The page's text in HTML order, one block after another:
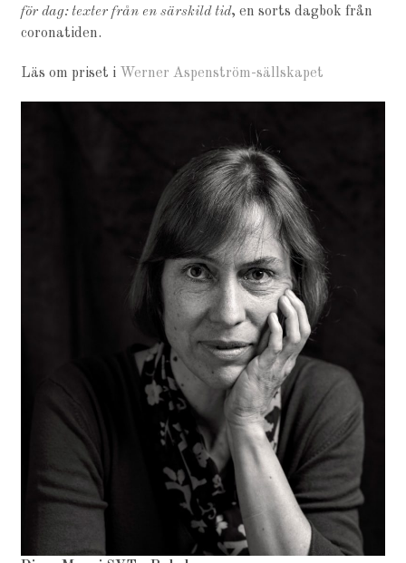
för dag: texter från en särskild tid, en sorts dagbok från
coronatiden.
Läs om priset i Werner Aspenström-sällskapet